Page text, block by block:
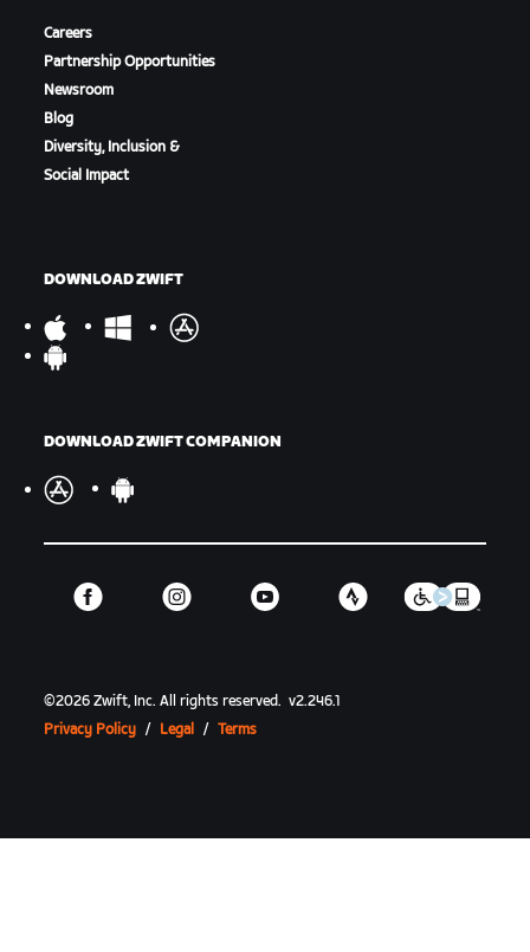
Careers
Partnership Opportunities
Newsroom
Blog
Diversity, Inclusion &
Social Impact
DOWNLOAD ZWIFT
DOWNLOAD ZWIFT COMPANION
©2026 Zwift, Inc.All rights reserved. v2.246.1
Privacy Policy / Legal / Terms